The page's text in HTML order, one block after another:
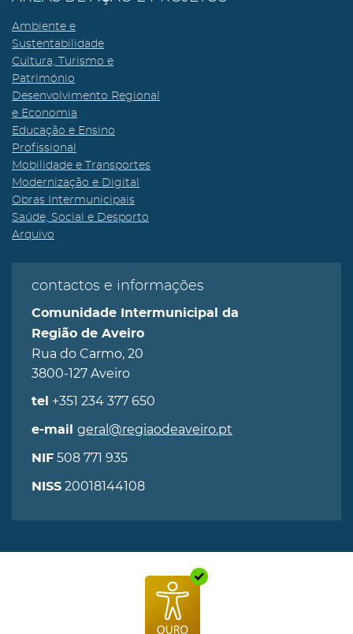
Ambiente e
Sustentabilidade
Cultura, Turismo e
Património
Desenvolvimento Regional
e Economia
Educação e Ensino
Profissional
Mobilidade e Transportes
Modernização e Digital
Obras Intermunicipais
Saúde, Social e Desporto
Arquivo
contactos e informações
Comunidade Intermunicipal da
Região de Aveiro
Rua do Carmo, 20
3800-127 Aveiro
tel +351 234 377 650
e-mail geral@regiaodeaveiro.pt
NIF 508 771 935
NISS 20018144108